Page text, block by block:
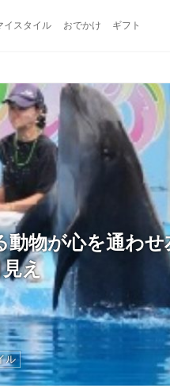
イスタイル おでかけ ギフト
物が心を通わせ
え
ル